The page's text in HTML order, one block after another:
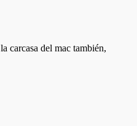
carcasa del mac también,